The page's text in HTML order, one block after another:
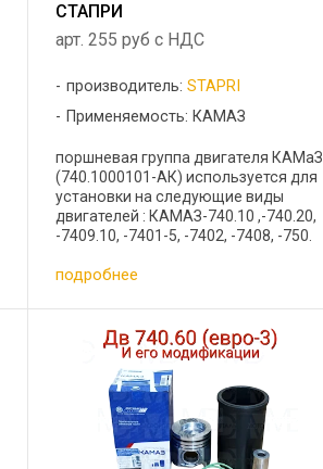
СТАПРИ
арт. 255 руб с НДС
производитель:STAPRI
Применяемость: КАМАЗ
поршневая группа двигателя КАМаЗ
(740.1000101-АК) используется для
установки на следующие виды
двигателей : КАМАЗ-740.10 ,-740.20,
-7409.10, -7401-5, -7402, -7408, -750.
автобусы ЛАЗ-4202, -4206, -4207,
подробнее